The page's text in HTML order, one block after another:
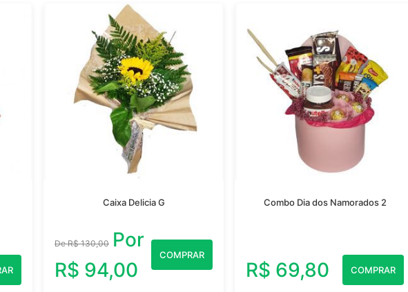
Caixa Delicia G
De R$ 130,00 Por
R$ 94,00
COMPRAR
Combo Dia dos Namorados 2
R$ 69,80 COMPRAR